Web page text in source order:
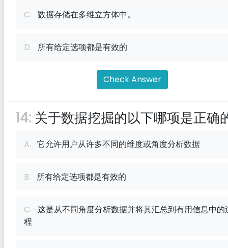
C. 数据存储在多维立方体中。
D. 所有给定选项都是有效的
Check Answer
14: 关于数据挖掘的以下哪项是正确
A. 它允许用户从许多不同的维度或角度分析数据
B. 所有给定选项都是有效的
C. 这是从不同角度分析数据并将其汇总到有用信息中的
程